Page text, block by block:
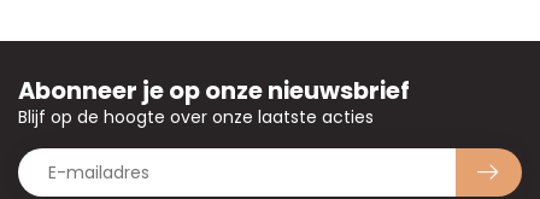
Abonneer je op onze nieuwsbrief
Blijf op de hoogte over onze laatste acties